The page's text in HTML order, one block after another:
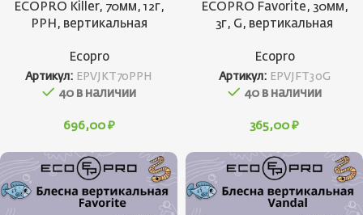
ECOPRO Killer, 70мм, 12г,
PPH, вертикальная
Ecopro
Артикул: EPVJKT70PPH
40 в наличии
696,00 ₽
ECOPRO Favorite, 30мм,
3г, G, вертикальная
Ecopro
Артикул: EPVJFT30G
40 в наличии
365,00 ₽